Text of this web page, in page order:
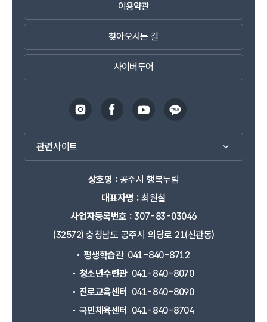
이용약관
찾아오시는 길
사이버투어
관련사이트
상호명 :공주시 행복누림
대표자명 :최원철
사업자등록번호 :307-83-03046
(32572) 충청남도 공주시 의당로 21(신관동)
평생학습관 041-840-8712
청소년수련관 041-840-8070
진로교육센터
041-840-8090
국민체육센터
041-840-8704